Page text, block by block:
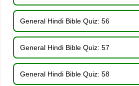
General Hindi Bible Quiz: 56
General Hindi Bible Quiz: 57
General Hindi Bible Quiz: 58